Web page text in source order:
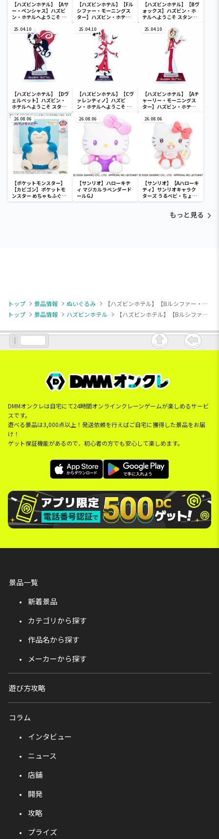
【ハズビンホテル】【Aサ
ー・ペンシャス】ハズビ
ン・ホテルへようこそ ス
ートvol.2
【ハズビンホテル】【Fル
シファー・モーニングス
ター】ハズビン・ホテル
アクリルプレートvol.1
【ハズビンホテル】【Bヴ
ォックス】ハズビン・ホ
テルへようこそ スタンド
vol.2
25.04.10
【ハズビンホテル】【Dヴ
ェルベット】ハズビン・
ホテルへようこそ スタン
ド付きアクリルプレート
vol.2
25.04.10
【ハズビンホテル】【Cヴ
ァレンティノ】ハズビ
ン・ホテルへようこそ ス
タンド付きアクリルプレ
ートvol.2
25.04.10
【ハズビンホテル】【Aチ
ャーリー・モーニングス
ター】ハズビン・ホテル
アクリルプレートvol.1
26.08.06
【ポケットモンスター】
【カビゴン】ポケットモ
ンスター めちゃもふぐっ
と ほっこりいやされぬい
26.08.06
【サンリオ】ハローキテ
ィ マジカルラベンダード
ールGJ
26.08.06
【サンリオ】【Aハローキ
ティ】サンリオキャラク
ターズ うるベビ・ちょい
デカドール
もっと見る
トップ 景品情報 ぬいぐるみ
【ハズビンホテル】【Bルシファー・モーニングスター】ハズビン・ホテルへようこそ ぬいぐるみvol.4
トップ
景品情報 ハズビンホテル 【ハズビンホテル】【Bルシファー・モーニングスター】ハズビン・ホテルへようこそ ぬいぐるみvol.4
DMMオンクレは自宅にて24時間オンラインクレーンゲームが楽しめるサービ
スです。
遊べる景品は3,000点以上！発送依頼を行えばご自宅に獲得した景品をお届
け！
ゲット保証機能があるので、初心者の方でも安心して楽しめます。
景品一覧
新着景品
カテゴリから探す
作品名から探す
メーカーから探す
遊び方攻略
コラム
インタビュー
ニュース
店舗
開発
攻略
プライズ